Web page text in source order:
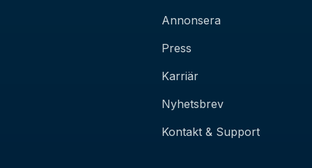
Annonsera
Press
Karriär
Nyhetsbrev
Kontakt & Support